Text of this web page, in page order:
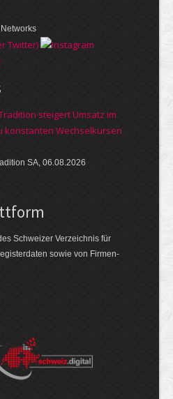
steigert Umsatz im
konstanten Wechselkursen
SA, 06.08.2026
Schweizer Verzeichnis für
sowie von Firmen­